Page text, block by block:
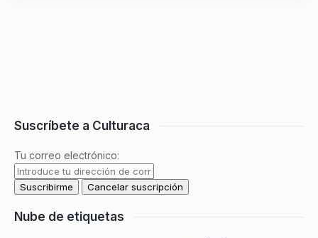
Suscríbete a Culturaca
Tu correo electrónico:
Nube de etiquetas